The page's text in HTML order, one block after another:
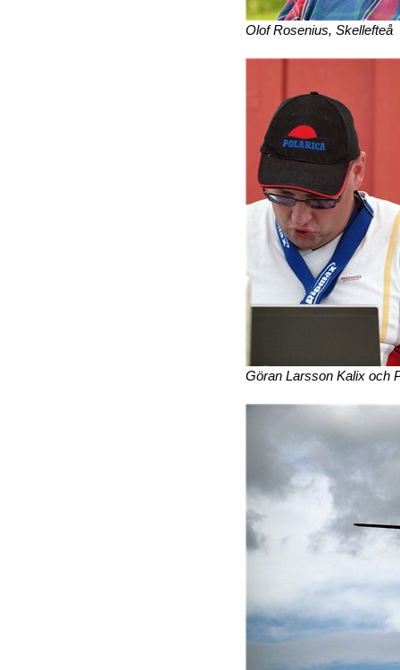
Olof Rosenius, Skellefteå
Göran Larsson Kalix och